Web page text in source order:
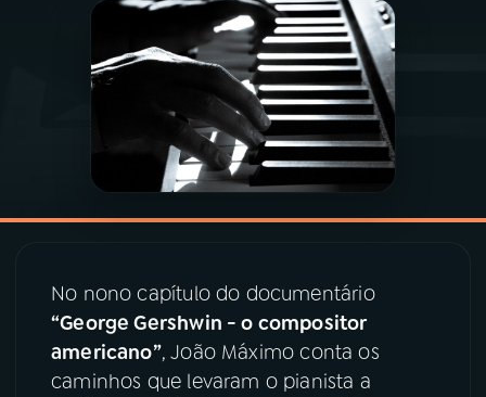
PROGRAMAÇÃO
PROGRAMAS
PODCASTS
06VIDEOCASTS
07 ÚLTIMAS
PRÊMIO RÁDIO MEC
No nono capítulo do documentário
“George Gershwin - o compositor
americano”, João Máximo conta os
caminhos que levaram o pianista a